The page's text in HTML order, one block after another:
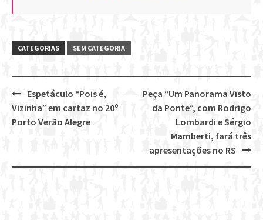
CATEGORIAS SEM CATEGORIA
Post
navigation
Peça “Um Panorama Visto
da Ponte”, com Rodrigo
Lombardi e Sérgio
Mamberti, fará três
apresentações no RS
Espetáculo “Pois é,
Vizinha” em cartaz no 20º
Porto Verão Alegre